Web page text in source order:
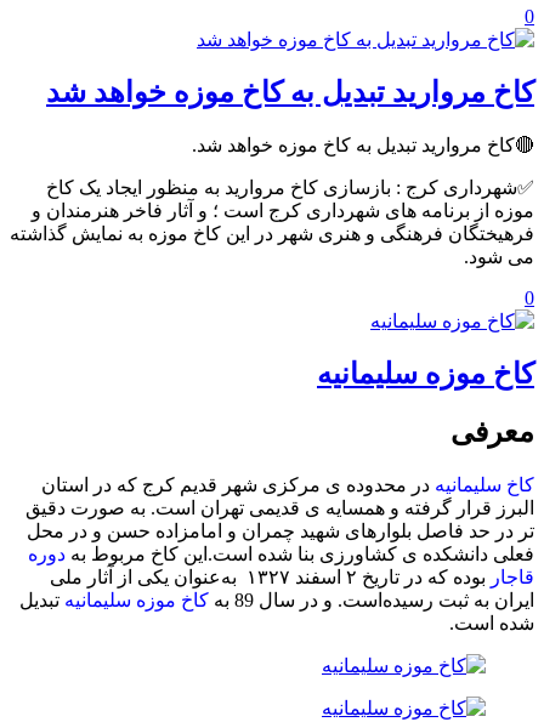
0
کاخ مروارید تبدیل به کاخ موزه خواهد شد
🔴کاخ مروارید تبدیل به کاخ موزه خواهد شد.
✅شهرداری کرج : بازسازی کاخ مروارید به منظور ایجاد یک کاخ
موزه از برنامه ‌های شهرداری کرج است ؛ و آثار فاخر هنرمندان و
فرهیختگان فرهنگی و هنری شهر در این کاخ موزه به نمایش گذاشته
می‌ شود.
0
کاخ موزه سلیمانیه
معرفی
کاخ سلیمانیه در محدوده ی مرکزی شهر قدیم کرج که در استان
البرز قرار گرفته و همسایه ی قدیمی تهران است. به صورت دقیق
تر در حد فاصل بلوارهای شهید چمران و امامزاده حسن و در محل
فعلی دانشکده ی کشاورزی بنا شده است.این کاخ مربوط به دوره
قاجار
بوده که در تاریخ ۲ اسفند ۱۳۲۷ به‌عنوان یکی از آثار ملی
ایران به ثبت رسیده‌است. و در سال 89 به
کاخ موزه سلیمانیه تبدیل
شده است.